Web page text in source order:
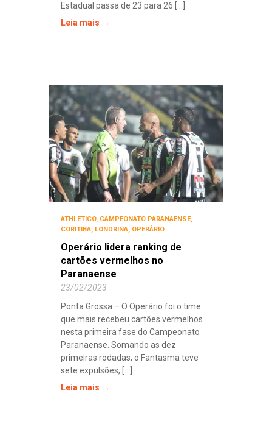
Estadual passa de 23 para 26 [...]
Leia mais →
ATHLETICO, CAMPEONATO PARANAENSE,
CORITIBA, LONDRINA, OPERÁRIO
Operário lidera ranking de
cartões vermelhos no
Paranaense
23/02/2023
Ponta Grossa – O Operário foi o time
que mais recebeu cartões vermelhos
nesta primeira fase do Campeonato
Paranaense. Somando as dez
primeiras rodadas, o Fantasma teve
sete expulsões, [...]
Leia mais →